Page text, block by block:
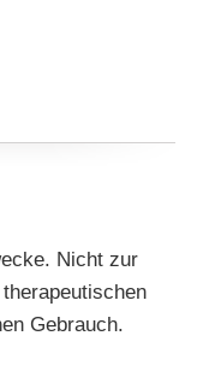
Nicht zur
Gebrauch.